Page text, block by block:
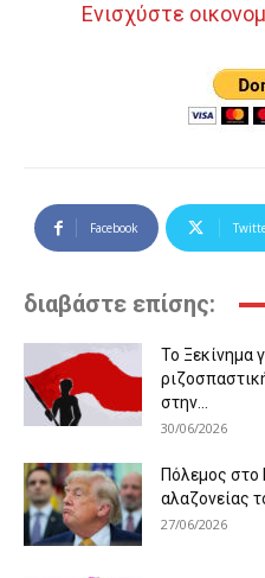
Ενισχύστε
Facebook
διαβάστε επίσης:
Το Ξεκίνημα
στην...
30/06/2026
Πόλεμος στο
αλαζονείας
27/06/2026